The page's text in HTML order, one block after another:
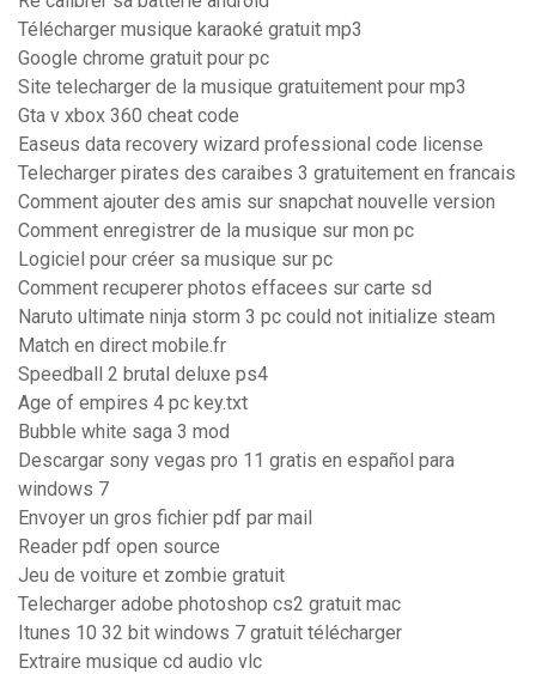
Télécharger musique karaoké gratuit mp3
Google chrome gratuit pour pc
Site telecharger de la musique gratuitement pour mp3
Gta v xbox 360 cheat code
Easeus data recovery wizard professional code license
Telecharger pirates des caraibes 3 gratuitement en francais
Comment ajouter des amis sur snapchat nouvelle version
Comment enregistrer de la musique sur mon pc
Logiciel pour créer sa musique sur pc
Comment recuperer photos effacees sur carte sd
Naruto ultimate ninja storm 3 pc could not initialize steam
Match en direct mobile.fr
Speedball 2 brutal deluxe ps4
Age of empires 4 pc key.txt
Bubble white saga 3 mod
Descargar sony vegas pro 11 gratis en español para
windows 7
Envoyer un gros fichier pdf par mail
Reader pdf open source
Jeu de voiture et zombie gratuit
Telecharger adobe photoshop cs2 gratuit mac
Itunes 10 32 bit windows 7 gratuit télécharger
Extraire musique cd audio vlc